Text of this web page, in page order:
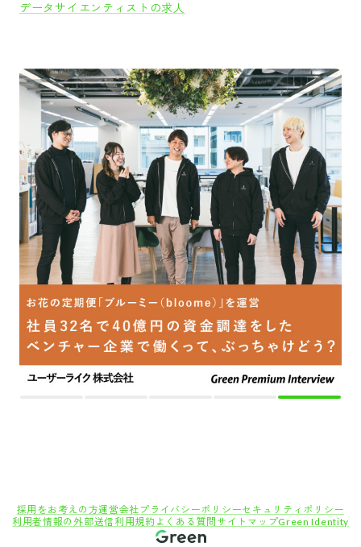
データサイエンティストの求人
採用をお考えの方運営会社 プライバシーポリシーセキュリティポリシー
利用者情報の外部送信利用規約 よくある質問 サイトマップGreen Identity